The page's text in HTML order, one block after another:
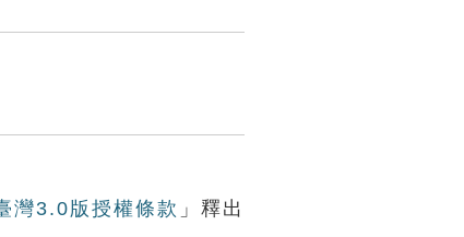
灣3.0版授權條款 」釋出